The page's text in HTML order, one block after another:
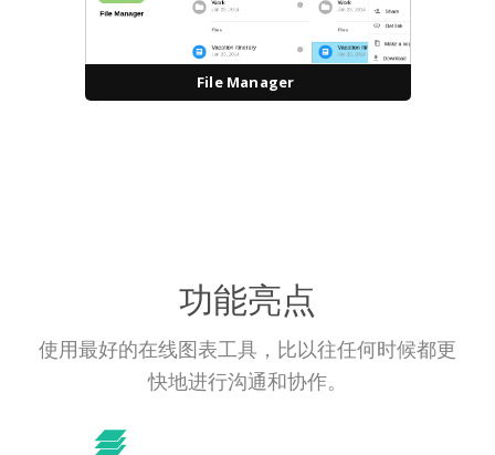
File Manager
功能亮点
使用最好的在线图表工具，比以往任何时候都更
快地进行沟通和协作。